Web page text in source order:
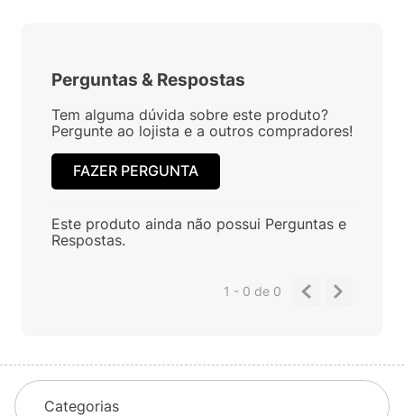
Perguntas & Respostas
Tem alguma dúvida sobre este produto?
Pergunte ao lojista e a outros compradores!
FAZER PERGUNTA
Este produto ainda não possui Perguntas e
Respostas.
1 - 0de 0
Categorias